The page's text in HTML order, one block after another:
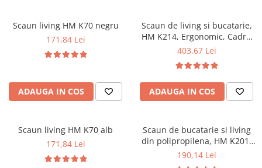
Saltele patuturi copii
Paturi copii
Masa si scaune gradinita
Scaun living HM K70 negru
171,84 Lei
ADAUGA IN COS
Scaun de living si bucatarie,
HM K214, Ergonomic, Cadru
Metalic, Piele ecologica, 100
403,67 Lei
ADAUGA IN COS
Scaun living HM K70 alb
171,84 Lei
Scaun de bucatarie si living
din polipropilena, HM K201,
ergonomic, baza lemn masiv,
190,14 Lei